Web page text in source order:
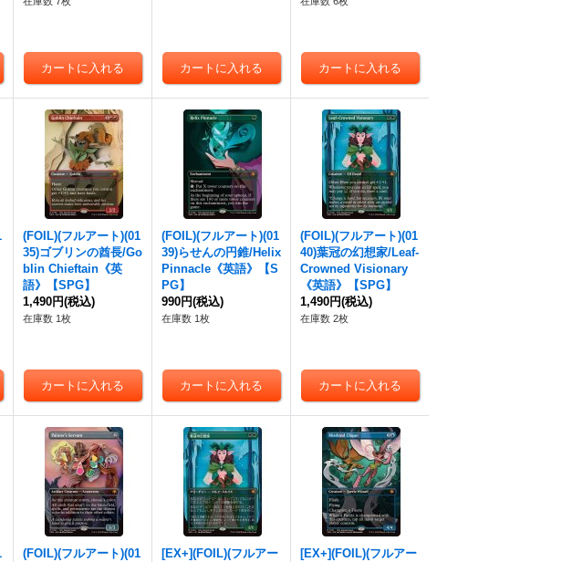
(FOIL)(フルアート)(01
35)ゴブリンの酋長/Go
blin Chieftain《英
語》【SPG】
1,490円(税込)
在庫数 1枚
(FOIL)(フルアート)(01
39)らせんの円錐/Helix
Pinnacle《英語》【S
PG】
990円(税込)
在庫数 1枚
(FOIL)(フルアート)(01
40)葉冠の幻想家/Leaf-
Crowned Visionary
《英語》【SPG】
1,490円(税込)
在庫数 2枚
(FOIL)(フルアート)(01
[EX+](FOIL)(フルアー
[EX+](FOIL)(フルアー